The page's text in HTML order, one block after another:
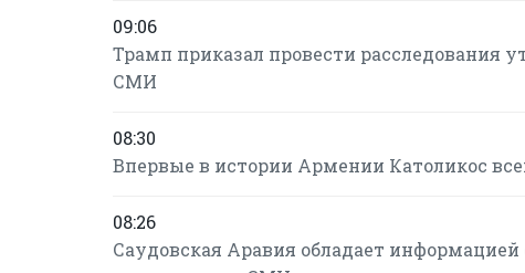
09:06
Трамп приказал провести расследования
СМИ
08:30
Впервые в истории Армении Католикос
08:26
Саудовская Аравия обладает